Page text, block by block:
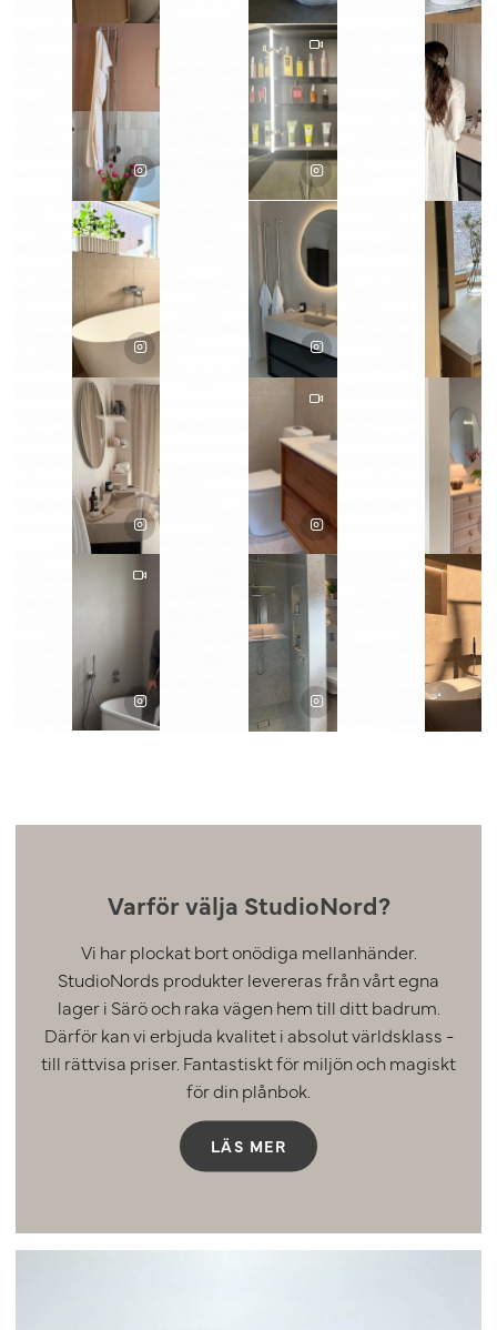
Varför välja StudioNord?
Vi har plockat bort onödiga mellanhänder.
StudioNords produkter levereras från vårt egna
lager i Särö och raka vägen hem till ditt badrum.
Därför kan vi erbjuda kvalitet i absolut världsklass -
till rättvisa priser. Fantastiskt för miljön och magiskt
för din plånbok.
LÄS MER